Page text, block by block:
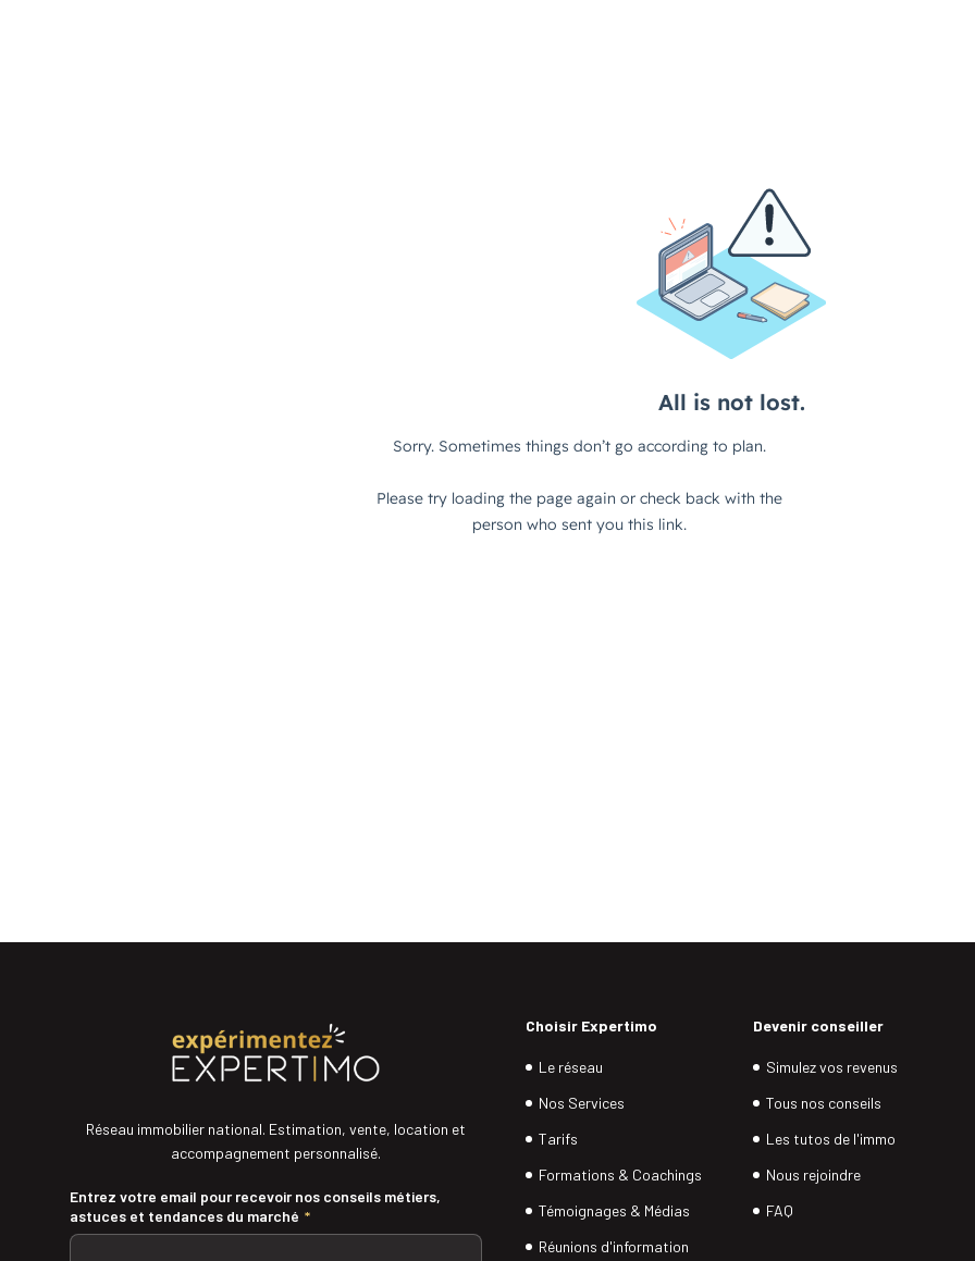
Réseau immobilier national. Estimation, vente, location et
accompagnement personnalisé.
Entrez votre email pour recevoir nos conseils métiers,
astuces et tendances du marché *
Choisir Expertimo
Le réseau
Nos Services
Tarifs
Formations & Coachings
Témoignages & Médias
Réunions d'information
Devenir conseiller
Simulez vos revenus
Tous nos conseils
Les tutos de l'immo
Nous rejoindre
FAQ